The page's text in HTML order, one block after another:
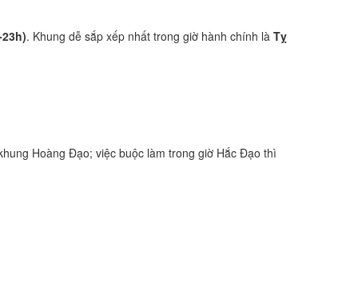
. Khung dễ sắp xếp nhất trong giờ hành chính là Tỵ
Hoàng Đạo; việc buộc làm trong giờ Hắc Đạo thì